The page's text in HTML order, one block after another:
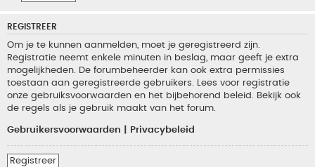
REGISTREER
Om je te kunnen aanmelden, moet je geregistreerd zijn.
Registratie neemt enkele minuten in beslag, maar geeft je extra
mogelijkheden. De forumbeheerder kan ook extra permissies
toestaan aan geregistreerde gebruikers. Lees voor registratie
onze gebruiksvoorwaarden en het bijbehorend beleid. Bekijk ook
de regels als je gebruik maakt van het forum.
Gebruikersvoorwaarden Privacybeleid
Registreer